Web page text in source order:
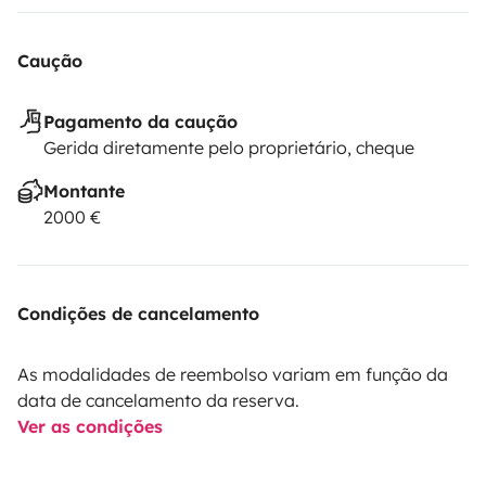
Caução
Pagamento da caução
Gerida diretamente pelo proprietário, cheque
Montante
2000 €
Condições de cancelamento
As modalidades de reembolso variam em função da
data de cancelamento da reserva.
Ver as condições